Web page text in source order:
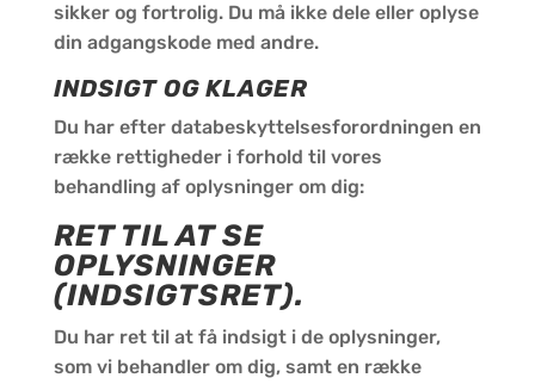
sikker og fortrolig. Du må ikke dele eller oplyse
din adgangskode med andre.
INDSIGT OG KLAGER
Du har efter databeskyttelsesforordningen en
række rettigheder i forhold til vores
behandling af oplysninger om dig:
RET TIL AT SE
OPLYSNINGER
(INDSIGTSRET).
Du har ret til at få indsigt i de oplysninger,
som vi behandler om dig, samt en række